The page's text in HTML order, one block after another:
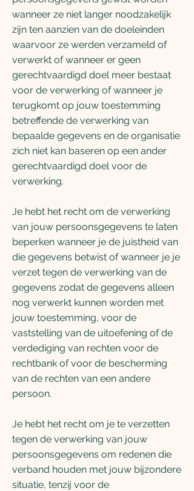
wanneer ze niet langer noodzakelijk
zijn ten aanzien van de doeleinden
waarvoor ze werden verzameld of
verwerkt of wanneer er geen
gerechtvaardigd doel meer bestaat
voor de verwerking of wanneer je
terugkomt op jouw toestemming
betreffende de verwerking van
bepaalde gegevens en de organisatie
zich niet kan baseren op een ander
gerechtvaardigd doel voor de
verwerking.
Je hebt het recht om de verwerking
van jouw persoonsgegevens te laten
beperken wanneer je de juistheid van
die gegevens betwist of wanneer je je
verzet tegen de verwerking van de
gegevens zodat de gegevens alleen
nog verwerkt kunnen worden met
jouw toestemming, voor de
vaststelling van de uitoefening of de
verdediging van rechten voor de
rechtbank of voor de bescherming
van de rechten van een andere
persoon.
Je hebt het recht om je te verzetten
tegen de verwerking van jouw
persoonsgegevens om redenen die
verband houden met jouw bijzondere
situatie, tenzij voor de